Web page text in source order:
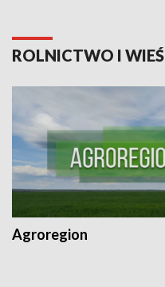
ROLNICTWO I WIEŚ
Agroregion